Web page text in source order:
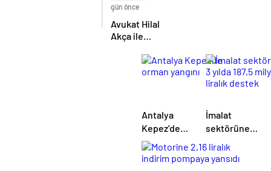
arasında İş
Birliği
protokolü
imzalandı
gün önce
Avukat Hilal
Akça ile
Albayrak
dünya evine
Antalya
Kepez’de
orman
yangını
İmalat
sektörüne 3
yılda 187,5
milyar liralık